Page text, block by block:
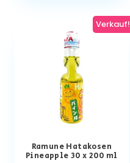
Verkauf!
Ramune Hatakosen
Pineapple 30 x 200 ml